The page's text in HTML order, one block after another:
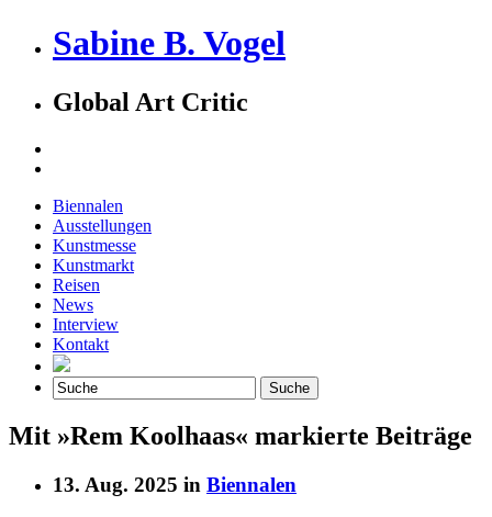
Sabine B. Vogel
Global Art Critic
Biennalen
Ausstellungen
Kunstmesse
Kunstmarkt
Reisen
News
Interview
Kontakt
Mit »Rem Koolhaas« markierte Beiträge
13. Aug. 2025 in Biennalen